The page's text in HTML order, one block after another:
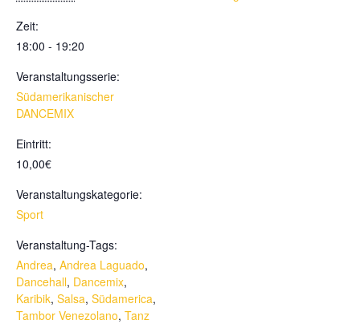
Zeit:
18:00 - 19:20
Veranstaltungsserie:
Südamerikanischer
DANCEMIX
Eintritt:
10,00€
Veranstaltungskategorie:
Sport
Veranstaltung-Tags:
Andrea, Andrea Laguado,
Dancehall, Dancemix,
Karibik, Salsa, Südamerica,
Tambor Venezolano, Tanz